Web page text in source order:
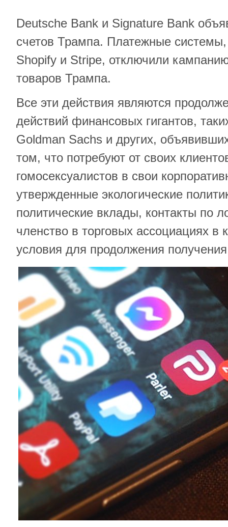
Deutsche Bank и Signature Bank
счетов Трампа. Платежные системы,
Shopify и Stripe, отключили
товаров Трампа.
Все эти действия являются
действий финансовых гигантов,
Goldman Sachs и других,
том, что потребуют от своих
гомосексуалистов в свои
утвержденные экологические
политические вклады, контакты по
членство в торговых ассоциациях в
условия для продолжения